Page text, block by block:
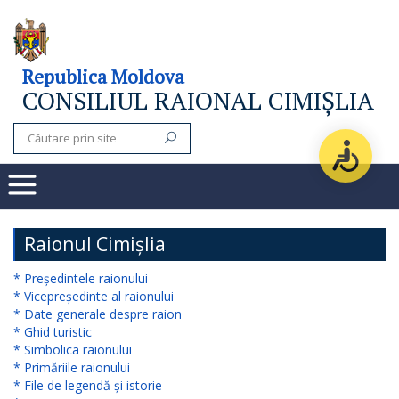
Consiliul
raional
Noutăți
Subdiviziuni
Secretarul
consiliului
raional
Aparatul
Republica Moldova
CONSILIUL RAIONAL CIMIȘLIA
Raionul Cimișlia
* Președintele raionului
* Vicepreședinte al raionului
* Date generale despre raion
* Ghid turistic
* Simbolica raionului
* Primăriile raionului
* File de legendă și istorie